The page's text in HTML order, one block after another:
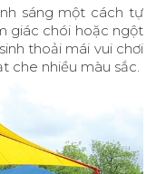
sáng một cách tự
giác chói hoặc ngột
thoải mái vui chơi
che nhiều màu sắc.